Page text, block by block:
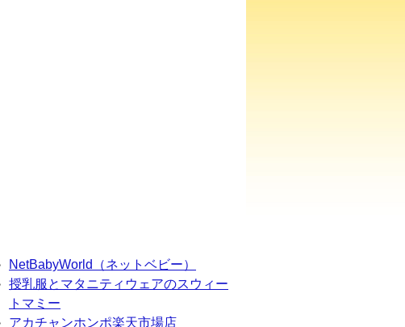
NetBabyWorld（ネットベビー）
授乳服とマタニティウェアのスウィー
トマミー
アカチャンホンポ楽天市場店